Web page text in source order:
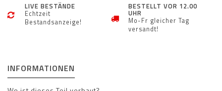
LIVE BESTÄNDE
Echtzeit
Bestandsanzeige!
BESTELLT VOR 12.00
UHR
Mo-Fr gleicher Tag
versandt!
INFORMATIONEN